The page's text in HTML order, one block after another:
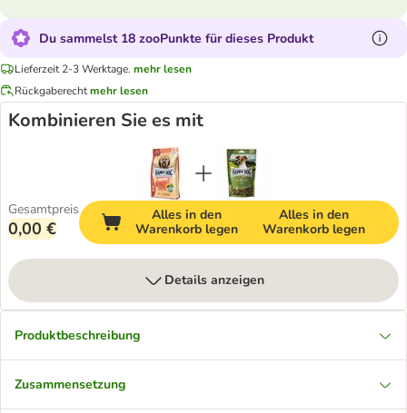
Du sammelst 18 zooPunkte für dieses Produkt
Lieferzeit 2-3 Werktage. mehr lesen
Rückgaberechtmehr lesen
Kombinieren Sie es mit
Gesamtpreis
0,00 €
Alles in den
Warenkorb legen
Alles in den
Warenkorb legen
Details anzeigen
Produktbeschreibung
Zusammensetzung